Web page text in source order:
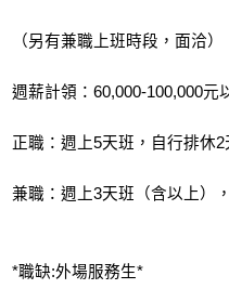
（另有兼職上班時段，面洽）
週薪計領：60,000-100,000元
正職：週上5天班，自行排休2
兼職：週上3天班（含以上）
*職缺:外場服務生*